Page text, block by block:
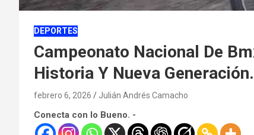
DEPORTES
Campeonato Nacional De
Historia Y Nueva Generación.
febrero 6, 2026 Julián Andrés Camacho
Conecta con lo Bueno. -